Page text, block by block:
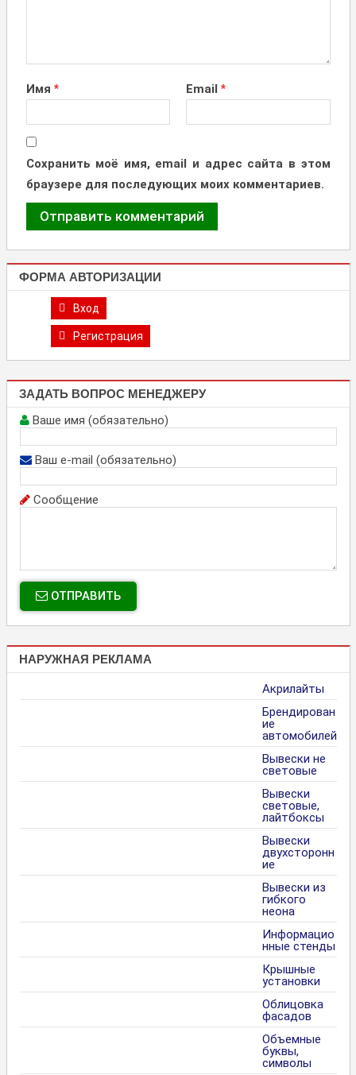
Имя * Email *
Сохранить моё имя, email и адрес сайта в этом
браузере для последующих моих комментариев.
ФОРМА АВТОРИЗАЦИИ
Вход
Регистрация
ЗАДАТЬ ВОПРОС МЕНЕДЖЕРУ
Ваше имя (обязательно)
Ваш e-mail (обязательно)
Сообщение
ОТПРАВИТЬ
НАРУЖНАЯ РЕКЛАМА
Акрилайты
Брендирован
ие
автомобилей
Вывески не
световые
Вывески
световые,
лайтбоксы
Вывески
двухсторонн
ие
Вывески из
гибкого
неона
Информацио
нные стенды
Крышные
установки
Облицовка
фасадов
Объемные
буквы,
символы